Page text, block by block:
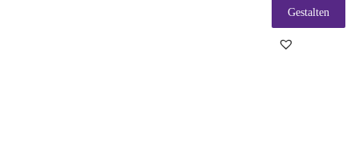
Gestalten